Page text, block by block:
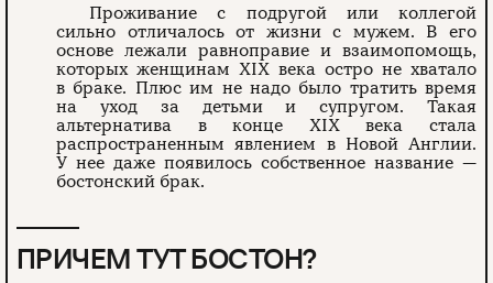
Проживание с подругой или коллегой
сильно отличалось от жизни с мужем. В его
основе лежали равноправие и взаимопомощь,
которых женщинам XIX века остро не хватало
в браке. Плюс им не надо было тратить время
на уход за детьми и супругом. Такая
альтернатива в конце XIX века стала
распространенным явлением в Новой Англии.
У нее даже появилось собственное название —
бостонский брак.
ПРИЧЕМ ТУТ БОСТОН?